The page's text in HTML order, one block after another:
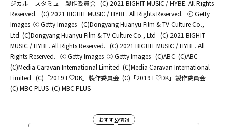
ジカル「スタミュ」製作委員会 (C) 2021 BIGHIT MUSIC / HYBE. All Rights
Reserved. (C) 2021 BIGHIT MUSIC / HYBE. All Rights Reserved. ⓒ Getty
Images ⓒ Getty Images (C)Dongyang Huanyu Film & TV Culture Co.,
Ltd (C)Dongyang Huanyu Film & TV Culture Co., Ltd (C) 2021 BIGHIT
MUSIC / HYBE. All Rights Reserved. (C) 2021 BIGHIT MUSIC / HYBE. All
Rights Reserved. ⓒ Getty Images ⓒ Getty Images (C)ABC (C)ABC
(C)Media Caravan International Limited (C)Media Caravan International
Limited (C)「2019 L♡DK」製作委員会 (C)「2019 L♡DK」製作委員会
(C) MBC PLUS (C) MBC PLUS
おすすめ情報